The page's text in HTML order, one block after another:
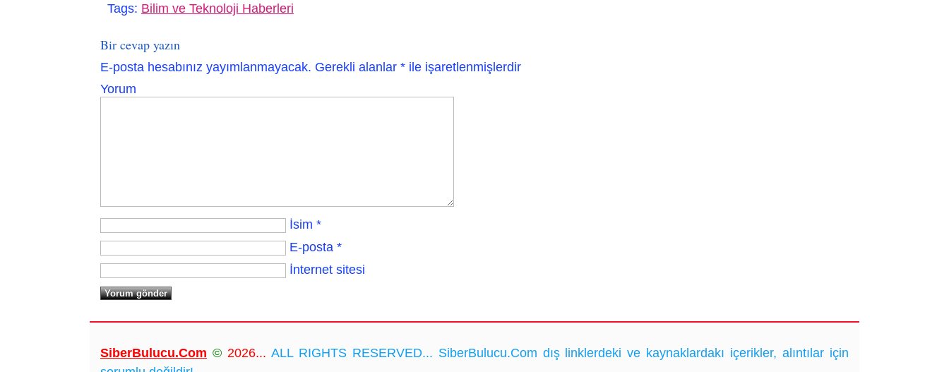
Tags: Bilim ve Teknoloji Haberleri
Bir cevap yazın
E-posta hesabınız yayımlanmayacak. Gerekli alanlar * ile işaretlenmişlerdir
Yorum
İsim *
E-posta *
İnternet sitesi
SiberBulucu.Com © 2026... ALL RIGHTS RESERVED... SiberBulucu.Com dış linklerdeki ve kaynaklardakı içerikler, alıntılar için